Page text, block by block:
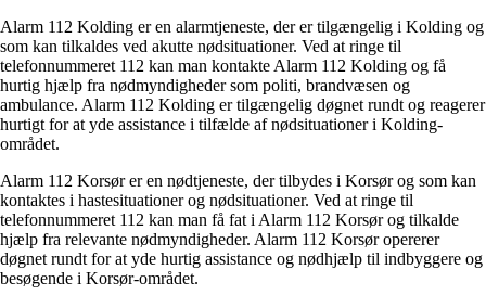
Alarm 112 Kolding er en alarmtjeneste, der er tilgængelig i Kolding og
som kan tilkaldes ved akutte nødsituationer. Ved at ringe til
telefonnummeret 112 kan man kontakte Alarm 112 Kolding og få
hurtig hjælp fra nødmyndigheder som politi, brandvæsen og
ambulance. Alarm 112 Kolding er tilgængelig døgnet rundt og reagerer
hurtigt for at yde assistance i tilfælde af nødsituationer i Kolding-
området.
Alarm 112 Korsør er en nødtjeneste, der tilbydes i Korsør og som kan
kontaktes i hastesituationer og nødsituationer. Ved at ringe til
telefonnummeret 112 kan man få fat i Alarm 112 Korsør og tilkalde
hjælp fra relevante nødmyndigheder. Alarm 112 Korsør opererer
døgnet rundt for at yde hurtig assistance og nødhjælp til indbyggere og
besøgende i Korsør-området.